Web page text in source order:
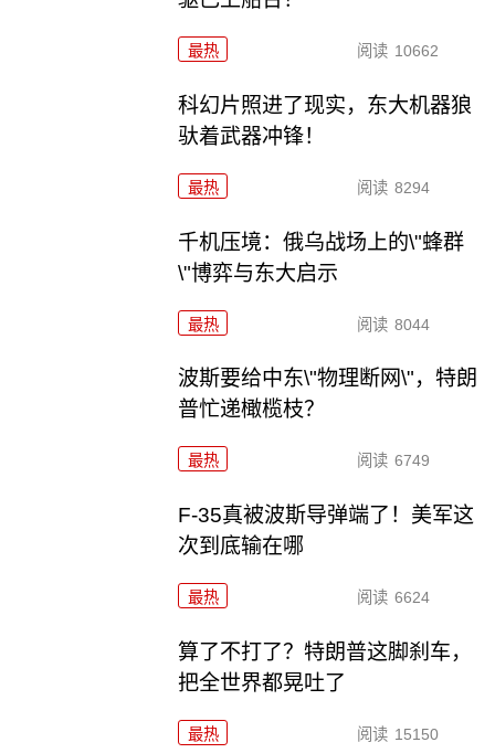
最热 阅读 10662
科幻片照进了现实，东大机器狼
驮着武器冲锋！
最热 阅读 8294
千机压境：俄乌战场上的\"蜂群
\"博弈与东大启示
最热 阅读 8044
波斯要给中东\"物理断网\"，特朗
普忙递橄榄枝？
最热 阅读 6749
F-35真被波斯导弹端了！美军这
次到底输在哪
最热 阅读 6624
算了不打了？特朗普这脚刹车，
把全世界都晃吐了
最热 阅读 15150